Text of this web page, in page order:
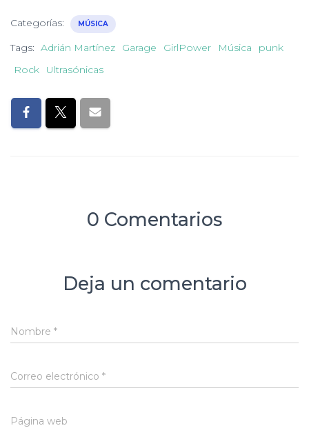
Categorías: MÚSICA
Tags: Adrián Martínez Garage GirlPower Música
punk
Rock
Ultrasónicas
0 Comentarios
Deja un comentario
Nombre *
Correo electrónico *
Página web